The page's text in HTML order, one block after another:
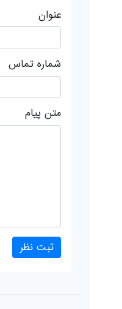
عنوان
شماره تماس
متن پیام